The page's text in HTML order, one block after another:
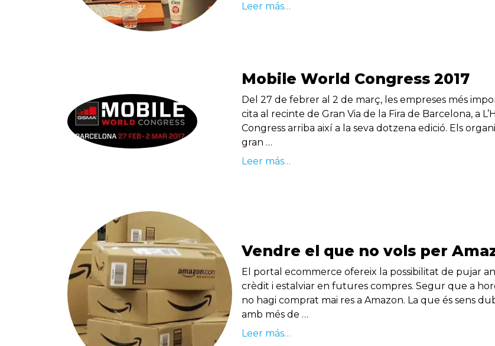
Leer más…
Mobile World Congress 2017
Del 27 de febrer al 2 de març, les empreses més
cita al recinte de Gran Via de la Fira de Barcelona, a
Congress arriba així a la seva dotzena edició. Els
gran …
Leer más…
Vendre el que no vols per
El portal ecommerce ofereix la possibilitat de pujar
crèdit i estalviar en futures compres. Segur que a
no hagi comprat mai res a Amazon. La que és sens
amb més de …
Leer más…